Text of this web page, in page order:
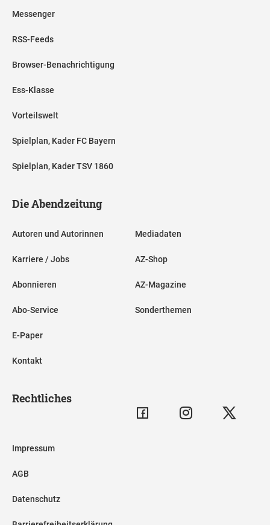
Messenger
RSS-Feeds
Browser-Benachrichtigung
Ess-Klasse
Vorteilswelt
Spielplan, Kader FC Bayern
Spielplan, Kader TSV 1860
Die Abendzeitung
Autoren und Autorinnen
Karriere / Jobs
Abonnieren
Abo-Service
E-Paper
Kontakt
Mediadaten
AZ-Shop
AZ-Magazine
Sonderthemen
Rechtliches
Impressum
AGB
Datenschutz